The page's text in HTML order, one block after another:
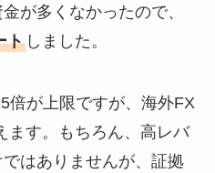
が多くなかったので、
トしました。
倍が上限ですが、海外FX
ます。もちろん、高レバ
はありませんが、証拠